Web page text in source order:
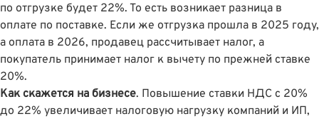
по отгрузке будет 22%. То есть возникает разница в
оплате по поставке. Если же отгрузка прошла в 2025 году,
а оплата в 2026, продавец рассчитывает налог, а
покупатель принимает налог к вычету по прежней ставке
20%.
Как скажется на бизнесе. Повышение ставки НДС с 20%
до 22% увеличивает налоговую нагрузку компаний и ИП,